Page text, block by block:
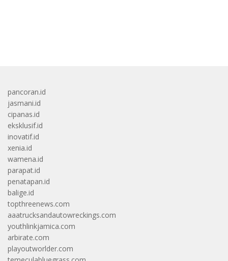
pancoran.id
jasmani.id
cipanas.id
eksklusif.id
inovatif.id
xenia.id
wamena.id
parapat.id
penatapan.id
balige.id
topthreenews.com
aaatrucksandautowreckings.com
youthlinkjamica.com
arbirate.com
playoutworlder.com